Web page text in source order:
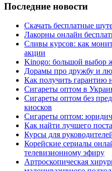
Последние новости
Скачать бесплатные
Лакорны онлайн
Сливы курсов: как
акции
Kinogo: большой выбор
Дорамы про дружбу и
Как получить гарантию
Сигареты оптом в
Сигареты оптом без
киосков
Сигареты оптом:
Как найти лучшего
Курсы для
Корейские сериалы
телевизионному эфиру
Артроскопическая